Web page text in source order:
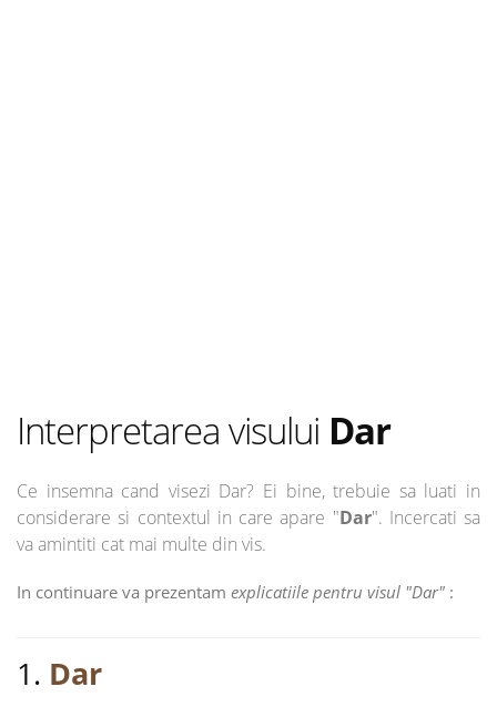
Interpretarea visului Dar
Ce insemna cand visezi Dar? Ei bine, trebuie sa luati in
considerare si contextul in care apare "Dar". Incercati sa
va amintiti cat mai multe din vis.
In continuare va prezentam explicatiile pentru visul "Dar" :
1. Dar